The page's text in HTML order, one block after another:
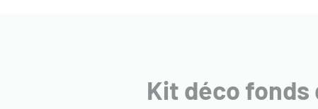
Kit déco fonds